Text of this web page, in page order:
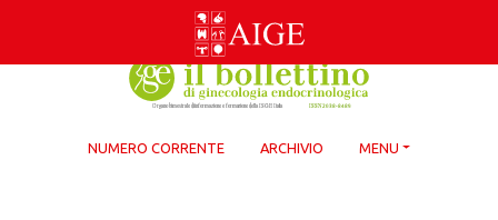
NUMERO CORRENTE ARCHIVIO MENU